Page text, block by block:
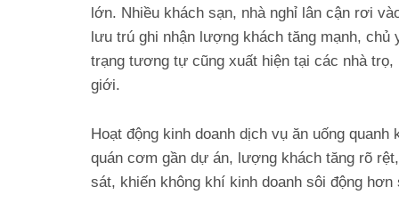
lớn. Nhiều khách sạn, nhà nghỉ lân cận rơi
lưu trú ghi nhận lượng khách tăng mạnh,
trạng tương tự cũng xuất hiện tại các nhà
giới.
Hoạt động kinh doanh dịch vụ ăn uống
quán cơm gần dự án, lượng khách tăng rõ
sát, khiến không khí kinh doanh sôi động